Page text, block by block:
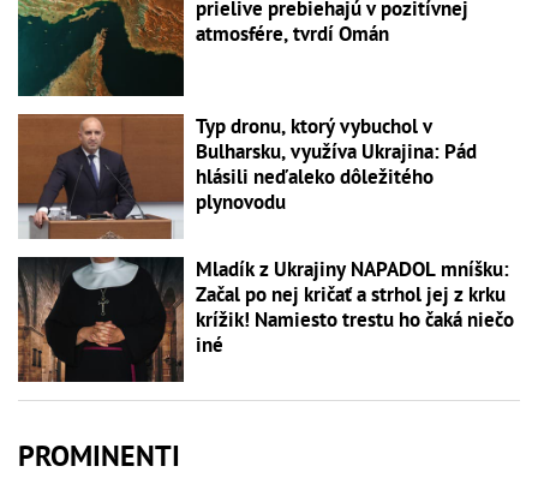
prielive prebiehajú v pozitívnej
atmosfére, tvrdí Omán
Typ dronu, ktorý vybuchol v
Bulharsku, využíva Ukrajina: Pád
hlásili neďaleko dôležitého
plynovodu
Mladík z Ukrajiny NAPADOL mníšku:
Začal po nej kričať a strhol jej z krku
krížik! Namiesto trestu ho čaká niečo
iné
PROMINENTI